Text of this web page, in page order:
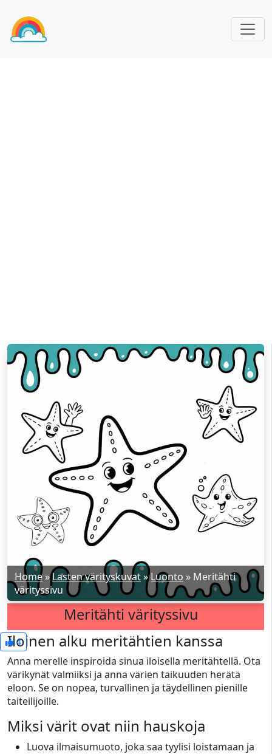
Home »Lasten värityskuvat»Luonto » Meritähti
värityssivu
Meritähti värityssivu
4
Iloinen alku meritähtien kanssa
Anna merelle inspiroida sinua iloisella meritähtellä. Ota
värikynät valmiiksi ja anna värien taikuuden herätä
eloon. Se on nopea, turvallinen ja täydellinen pienille
taiteilijoille.
Miksi värit ovat niin hauskoja
Luova ilmaisumuoto, joka saa tyylisi loistamaan ja